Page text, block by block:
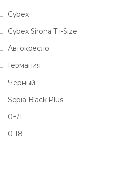
Cybex
Cybex Sirona T i-Size
Автокресло
Германия
Черный
Sepia Black Plus
0+/1
0-18